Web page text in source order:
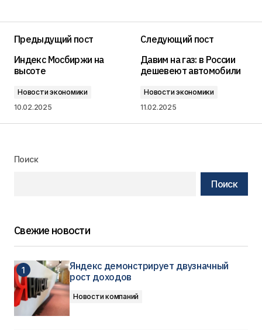
Предыдущий пост
Индекс Мосбиржи на
высоте
Новости экономики
10.02.2025
Следующий пост
Давим на газ: в России
дешевеют автомобили
Новости экономики
11.02.2025
Поиск
Поиск
Свежие новости
Яндекс демонстрирует двузначный
рост доходов
Новости компаний